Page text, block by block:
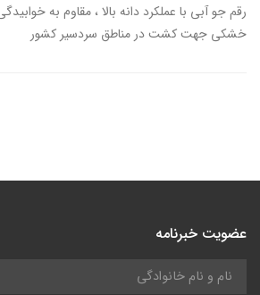
رقم جو آبی با عملکرد دانه بالا ، مقاوم به
خشکی جهت کشت در مناطق سردسیر کشور
عضویت خبرنامه